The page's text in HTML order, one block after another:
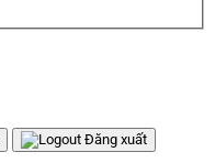
Đăng xuất